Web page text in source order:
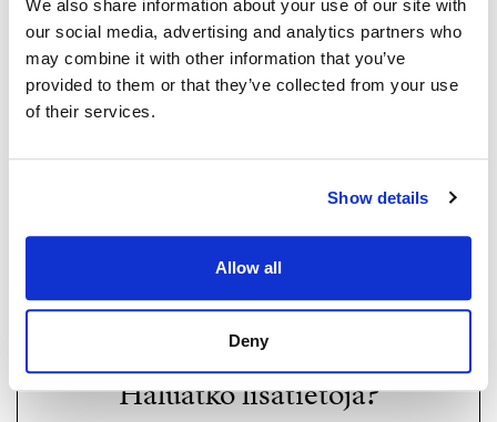
We also share information about your use of our site with
our social media, advertising and analytics partners who
may combine it with other information that you’ve
provided to them or that they’ve collected from your use
of their services.
Show details
Allow all
Deny
TOMI SALIN
Kiinteistönvälittäjä LKV
Haluatko lisätietoja?